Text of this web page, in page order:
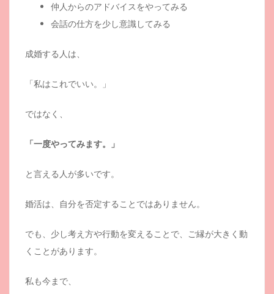
仲人からのアドバイスをやってみる
会話の仕方を少し意識してみる
成婚する人は、
「私はこれでいい。」
ではなく、
「一度やってみます。」
と言える人が多いです。
婚活は、自分を否定することではありません。
でも、少し考え方や行動を変えることで、ご縁が大きく動
くことがあります。
私も今まで、